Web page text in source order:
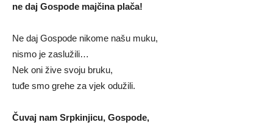
ne daj Gospode majčina plača!
Ne daj Gospode nikome našu muku,
nismo je zaslužili…
Nek oni žive svoju bruku,
tuđe smo grehe za vjek odužili.
Čuvaj nam Srpkinjicu, Gospode,